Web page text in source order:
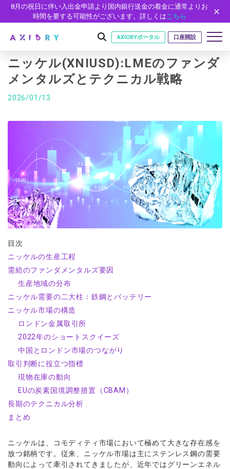
8月の祝日に伴い入出金申請より国内銀行送金の着金に通常よりお
時間を要する可能性がございます。詳しくはこちら
はじめに
FX（通貨ペア）
現物株式
ETF
株式CFD
株価指数CFD
エネルギーCFD
貴金属CFD
ソフトコモディティCFD
バトルCFD
スプレッド・手数料
ゼロカットとロスカット
スワップとロールオーバー
入出金方法
レバレッジ
NEW
約定率
取引時間
取引計算シミュレーター
注文執行ポリシー
経済指標・予測カレンダー
口座の種類
口座タイプ
法人のお客様
ゼロ口座
NEW
デモ口座
口座開設
口座開設フォーム
必要書類
開設方法
プラットフォーム
プラットフォーム
MT5
MT4
cTrader
AXIORYアプリ
AXIORYポータル
ツール
MT4/MT5 ヒストリカルデータ
EA(エキスパートアドバイザー)
カスタムインジケーター
日本時間表示インジケータ
ストライク インジケータ
MQLシグナル
NEW
通貨インデックス
パートナー
パートナーシップ・プログラム
イントロデュース・パートナープログラム（IP）
特別・VIPプログラム
NEW
ニュース
ニュースリリース
コーポレートニュース
キャンペーン
トレードガイド
NEW
会社概要
会社概要
役員紹介
お問合せ
よくあるご質問
Русский
Español
ไทย
Tiếng Việt
法人のお客様は
AXIORYポータル 口座開設
ニッケル(XNIUSD):LMEのファンダ
メンタルズとテクニカル戦略
2026/01/13
目次
ニッケルの生産工程
需給のファンダメンタルズ要因
生産地域の分布
ニッケル需要の二大柱：鉄鋼とバッテリー
ニッケル市場の構造
ロンドン金属取引所
2022年のショートスクイーズ
中国とロンドン市場のつながり
取引判断に役立つ指標
現物在庫の動向
EUの炭素国境調整措置（CBAM）
長期のテクニカル分析
まとめ
ニッケルは、コモディティ市場において極めて大きな存在感を
放つ銘柄です。従来、ニッケル市場は主にステンレス鋼の需要
動向によって牽引されてきましたが、近年ではグリーンエネル